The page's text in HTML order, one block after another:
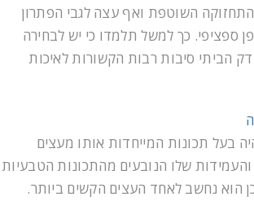
השוטפת ואף עצה לגבי הפתרון
ספציפי. כך למשל תלמדו כי יש לבחירה
הביתי סיבות רבות הקשורות לאיכות
בעל תכונות המייחדות אותו מעצים
שלו הנובעים מהתכונות הטבעיות
הוא נחשב לאחד העצים הקשים ביותר.